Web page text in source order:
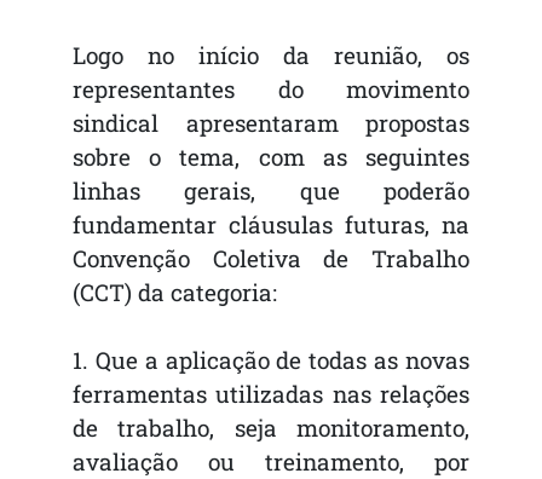
Logo no início da reunião, os
representantes do movimento
sindical apresentaram propostas
sobre o tema, com as seguintes
linhas gerais, que poderão
fundamentar cláusulas futuras, na
Convenção Coletiva de Trabalho
(CCT) da categoria:
1. Que a aplicação de todas as novas
ferramentas utilizadas nas relações
de trabalho, seja monitoramento,
avaliação ou treinamento, por